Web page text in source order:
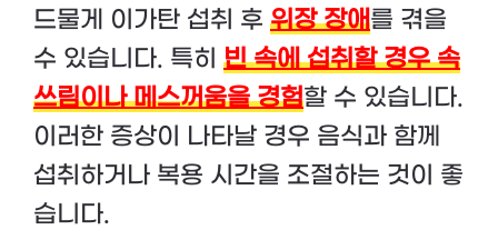
드물게 이가탄 섭취 후 위장 장애를 겪을
수 있습니다. 특히 빈 속에 섭취할 경우 속
쓰림이나 메스꺼움을 경험할 수 있습니다.
이러한 증상이 나타날 경우 음식과 함께
섭취하거나 복용 시간을 조절하는 것이 좋
습니다.